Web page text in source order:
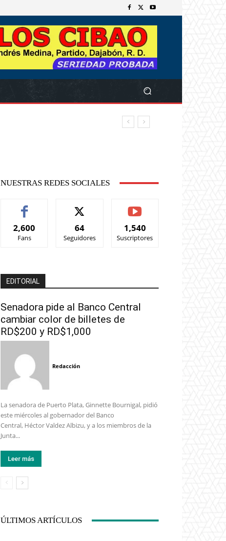
NUESTRAS REDES SOCIALES
2,600
Fans
64
Seguidores
1,540
Suscriptores
EDITORIAL
Senadora pide al Banco Central
cambiar color de billetes de
RD$200 y RD$1,000
Redacción
La senadora de Puerto Plata, Ginnette Bournigal, pidió
este miércoles al gobernador del Banco
Central, Héctor Valdez Albizu, y a los miembros de la
Junta...
Leer más
ÚLTIMOS ARTÍCULOS